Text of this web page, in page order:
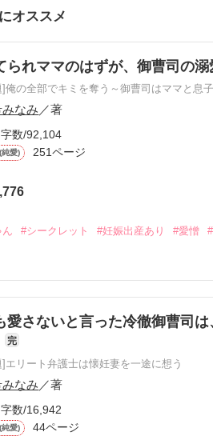
オススメ
られママのはずが、御曹司の
]俺の全部でキミを奪う～御曹司はママと息
みなみ ／著
数/92,104
純愛) 251ページ
ん #シークレット #妊娠出産あり #愛憎
の子供を育てるシングルマザー。
子の父親である東和祥吾と再会する。酷
耶香。
…。
…。
和祥吾　35歳
愛さないと言った冷徹御曹司
完
]エリート弁護士は懐妊妻を一途に想う
みなみ ／著
数/16,942
純愛) 44ページ